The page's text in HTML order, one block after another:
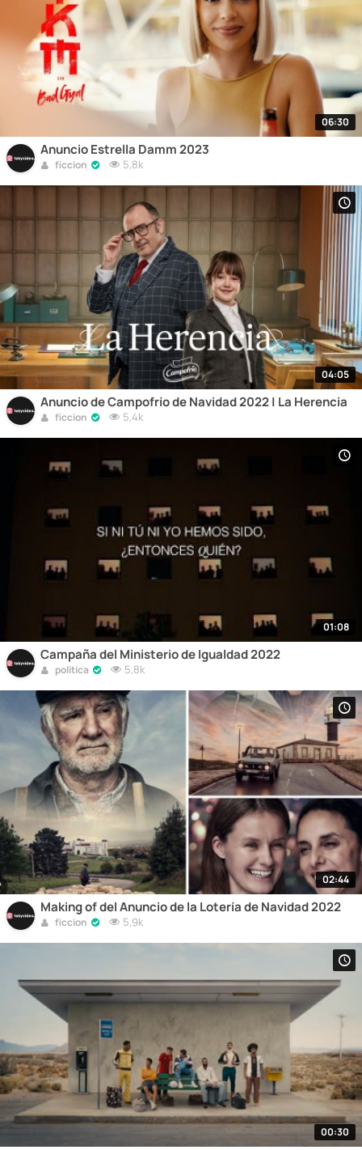
06:30
Anuncio Estrella Damm 2023
ficcion 5,8k
04:05
Anuncio de Campofrío de Navidad 2022 | La Herencia
ficcion 5,4k
01:08
Campaña del Ministerio de Igualdad 2022
politica 5,8k
02:44
Making of del Anuncio de la Lotería de Navidad 2022
ficcion 5,9k
00:30